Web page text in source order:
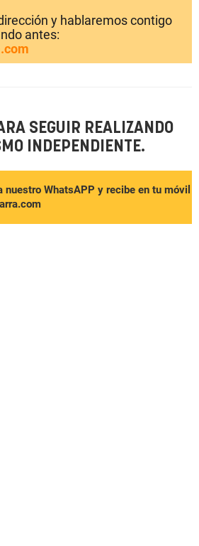
y hablaremos contigo
antes:
SEGUIR REALIZANDO
INDEPENDIENTE.
WhatsAPP y recibe en tu móvil